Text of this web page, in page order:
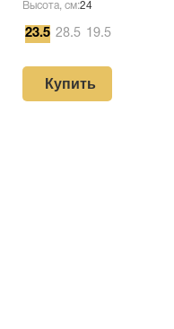
Высота, см:24
23.5 28.5 19.5
Купить